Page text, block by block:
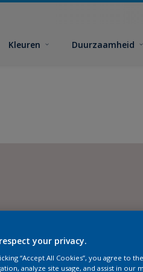
Kleuren Duurzaamheid
your privacy.
“Accept All Cookies”, you agree to
analyze site usage, and assist in our